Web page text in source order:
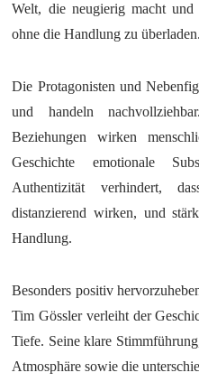
Welt, die neugierig macht und
ohne die Handlung zu überladen.
Die Protagonisten und
und handeln
Beziehungen wirken
Geschichte emotionale
Authentizität verhindert,
distanzierend wirken, und
Handlung.
Besonders positiv
Tim Gössler verleiht der
Tiefe. Seine klare
Atmosphäre sowie die